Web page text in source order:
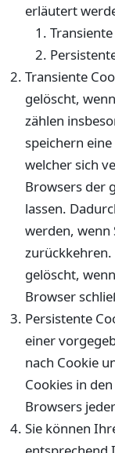
erläutert
Transiente
gelöscht,
zählen
speichern
welcher sich
Browsers der
lassen.
werden, wenn
zurückkehren.
gelöscht,
Browser
Persistente
einer
nach Cookie
Cookies in
Browsers
Sie können